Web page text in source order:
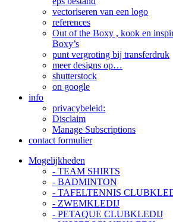
vectoriseren van een logo
references
Out of the Boxy , kook en
Boxy’s
punt vergroting bij transferdruk
meer designs op…
shutterstock
on google
info
privacybeleid:
Disclaim
Manage Subscriptions
contact formulier
Mogelijkheden
- TEAM SHIRTS
- BADMINTON
- TAFELTENNIS
- ZWEMKLEDIJ
- PETAQUE CLUBKLEDIJ